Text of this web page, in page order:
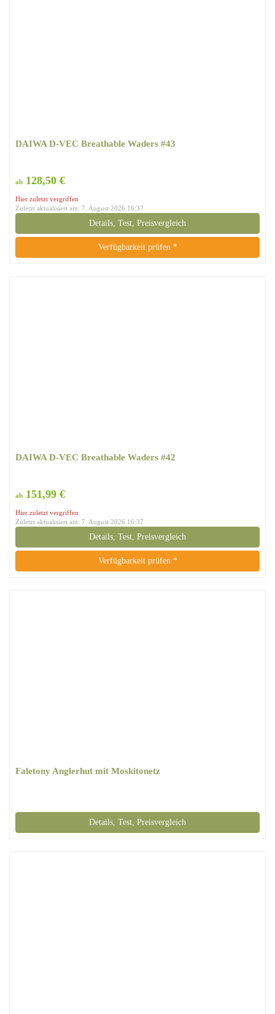
DAIWA D-VEC Breathable Waders #43
ab 128,50 €
Hier zuletzt vergriffen
Zuletzt aktualisiert am: 7. August 2026 16:37
Details, Test, Preisvergleich
Verfügbarkeit prüfen *
DAIWA D-VEC Breathable Waders #42
ab 151,99 €
Hier zuletzt vergriffen
Zuletzt aktualisiert am: 7. August 2026 16:37
Details, Test, Preisvergleich
Verfügbarkeit prüfen *
Faletony Anglerhut mit Moskitonetz
Details, Test, Preisvergleich